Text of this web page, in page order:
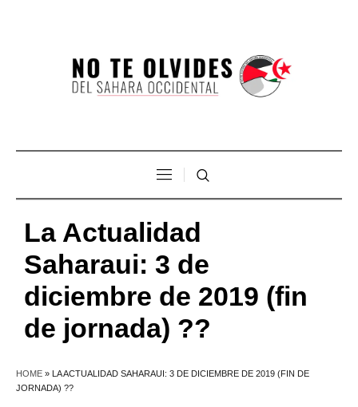
La Actualidad
Saharaui: 3 de
diciembre de 2019 (fin
de jornada) ??
HOME » LA ACTUALIDAD SAHARAUI: 3 DE DICIEMBRE DE 2019 (FIN DE
JORNADA) ??